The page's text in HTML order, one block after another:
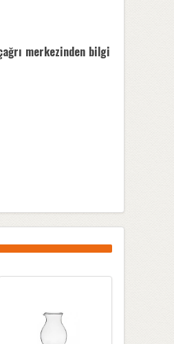
merkezinden bilgi